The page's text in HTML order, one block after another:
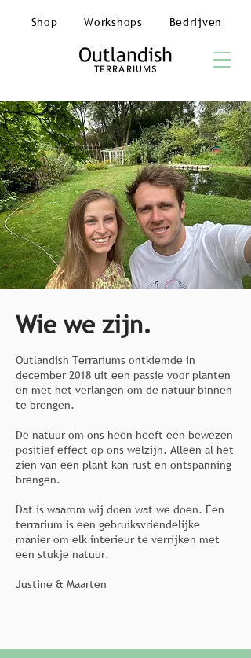
TERRARIUMS
Shop Workshops Bedrijven
Wie we zijn.
Outlandish Terrariums ontkiemde in
december 2018 uit een passie voor planten
en met het verlangen om de natuur binnen
te brengen.
De natuur om ons heen heeft een bewezen
positief effect op ons welzijn. Alleen al het
zien van een plant kan rust en ontspanning
brengen.
Dat is waarom wij doen wat we doen. Een
terrarium is een gebruiksvriendelijke
manier om elk interieur te verrijken met
een stukje natuur.
Justine & Maarten